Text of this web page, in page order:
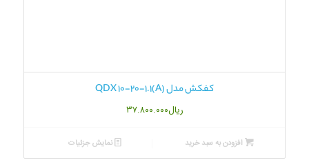
کفکش مدل QDX 10-20-1.1(A)
ریال۳۷.۸۰۰.۰۰۰
افزودن به سبد خرید نمایش جزئیات